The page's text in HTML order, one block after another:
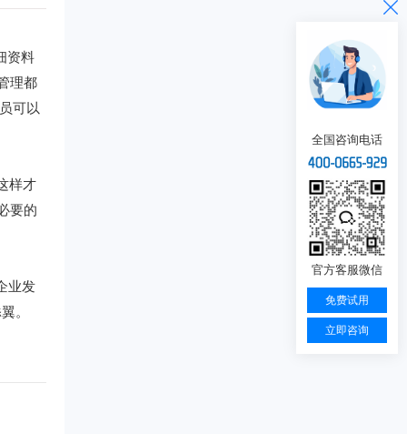
资料
理都
可以
样才
要的
业发
。
全国咨询电话
官方客服微信
免费试用
立即咨询